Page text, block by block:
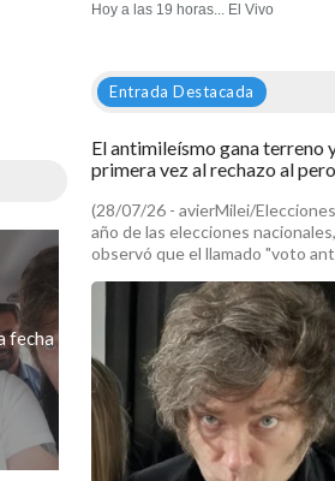
fecha
Hoy a las 19 horas... El Vivo
Entrada Destacada
El antimileísmo gana terreno
primera vez al rechazo al
(28/07/26 - avierMilei/
año de las elecciones
observó que el llamado "voto